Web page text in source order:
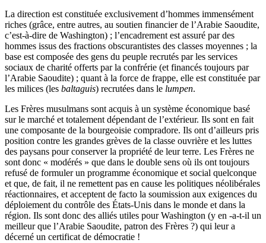
La direction est constituée exclusivement d’hommes immensément
riches (grâce, entre autres, au soutien financier de l’Arabie Saoudite,
c’est-à-dire de Washington) ; l’encadrement est assuré par des
hommes issus des fractions obscurantistes des classes moyennes ; la
base est composée des gens du peuple recrutés par les services
sociaux de charité offerts par la confrérie (et financés toujours par
l’Arabie Saoudite) ; quant à la force de frappe, elle est constituée par
les milices (les baltaguis) recrutées dans le lumpen.
Les Frères musulmans sont acquis à un système économique basé
sur le marché et totalement dépendant de l’extérieur. Ils sont en fait
une composante de la bourgeoisie compradore. Ils ont d’ailleurs pris
position contre les grandes grèves de la classe ouvrière et les luttes
des paysans pour conserver la propriété de leur terre. Les Frères ne
sont donc « modérés » que dans le double sens où ils ont toujours
refusé de formuler un programme économique et social quelconque
et que, de fait, il ne remettent pas en cause les politiques néolibérales
réactionnaires, et acceptent de facto la soumission aux exigences du
déploiement du contrôle des États-Unis dans le monde et dans la
région. Ils sont donc des alliés utiles pour Washington (y en -a-t-il un
meilleur que l’Arabie Saoudite, patron des Frères ?) qui leur a
décerné un certificat de démocratie !